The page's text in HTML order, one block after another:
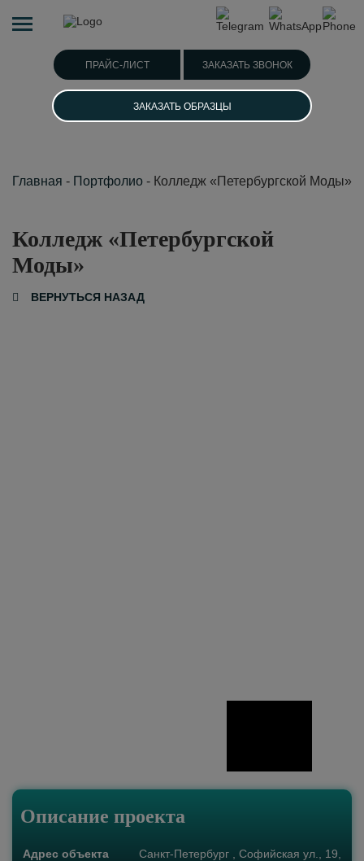
ПРАЙС-ЛИСТ ЗАКАЗАТЬ ЗВОНОК
ЗАКАЗАТЬ ОБРАЗЦЫ
Главная - Портфолио - Колледж «Петербургской Моды»
Колледж «Петербургской
Моды»
ВЕРНУТЬСЯ НАЗАД
Описание проекта
Адрес объекта
Санкт-Петербург , Софийская ул., 19,